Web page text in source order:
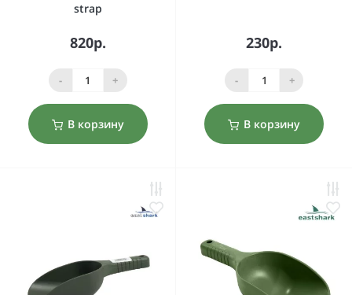
strap
820р.
- +
В корзину
230р.
- +
В корзину